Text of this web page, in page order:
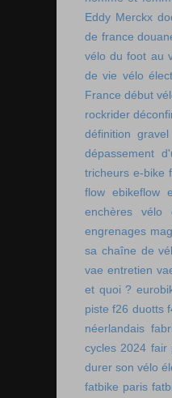
Eddy Merckx
de france
vélo du foot au
de vie vélo
France début
rockrider
définition gravel
dépassement
tricheurs e-bike
flow ebikeflow
enchères vélo
engrenages
sa chaîne de
vae entretien
et quoi ?
piste f26 duotts
néerlandais
cycles 2024 fair
durer son vélo
fatbike paris